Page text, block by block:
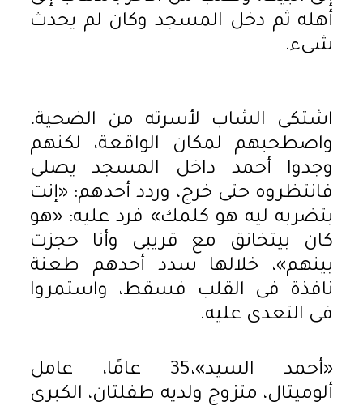
أهله ثم دخل المسجد وكان لم يحدث
شىء.
اشتكى الشاب لأسرته من الضحية،
واصطحبهم لمكان الواقعة، لكنهم
وجدوا أحمد داخل المسجد يصلى
فانتظروه حتى خرج، وردد أحدهم: «إنت
بتضربه ليه هو كلمك» فرد عليه: «هو
كان بيتخانق مع قريبى وأنا حجزت
بينهم»، خلالها سدد أحدهم طعنة
نافذة فى القلب فسقط، واستمروا
فى التعدى عليه.
«أحمد السيد»،35 عامًا، عامل
ألوميتال، متزوج ولديه طفلتان، الكبرى